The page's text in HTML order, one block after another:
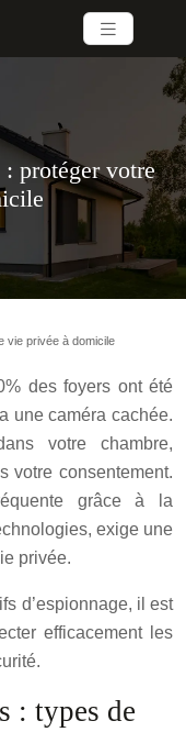
: protéger votre
vie privée à domicile
des foyers ont été
une caméra cachée.
votre chambre,
votre consentement.
grâce à la
exige une
privée.
d’espionnage, il est
efficacement les
: types de